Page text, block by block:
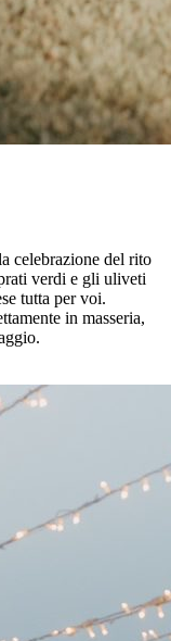
celebrazione del rito
verdi e gli uliveti
tutta per voi.
in masseria,